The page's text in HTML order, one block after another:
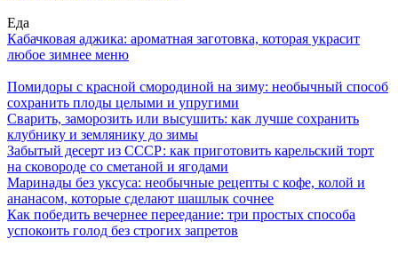
Еда
Кабачковая аджика: ароматная заготовка, которая украсит
любое зимнее меню
Помидоры с красной смородиной на зиму: необычный способ
сохранить плоды целыми и упругими
Сварить, заморозить или высушить: как лучше сохранить
клубнику и землянику до зимы
Забытый десерт из СССР: как приготовить карельский торт
на сковороде со сметаной и ягодами
Маринады без уксуса: необычные рецепты с кофе, колой и
ананасом, которые сделают шашлык сочнее
Как победить вечернее переедание: три простых способа
успокоить голод без строгих запретов